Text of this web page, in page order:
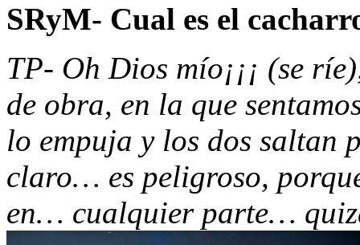
SRyM- Cual es el
TP- Oh Dios mío¡¡¡ (se
de obra, en la que
lo empuja y los dos saltan
claro… es peligroso,
en… cualquier parte…